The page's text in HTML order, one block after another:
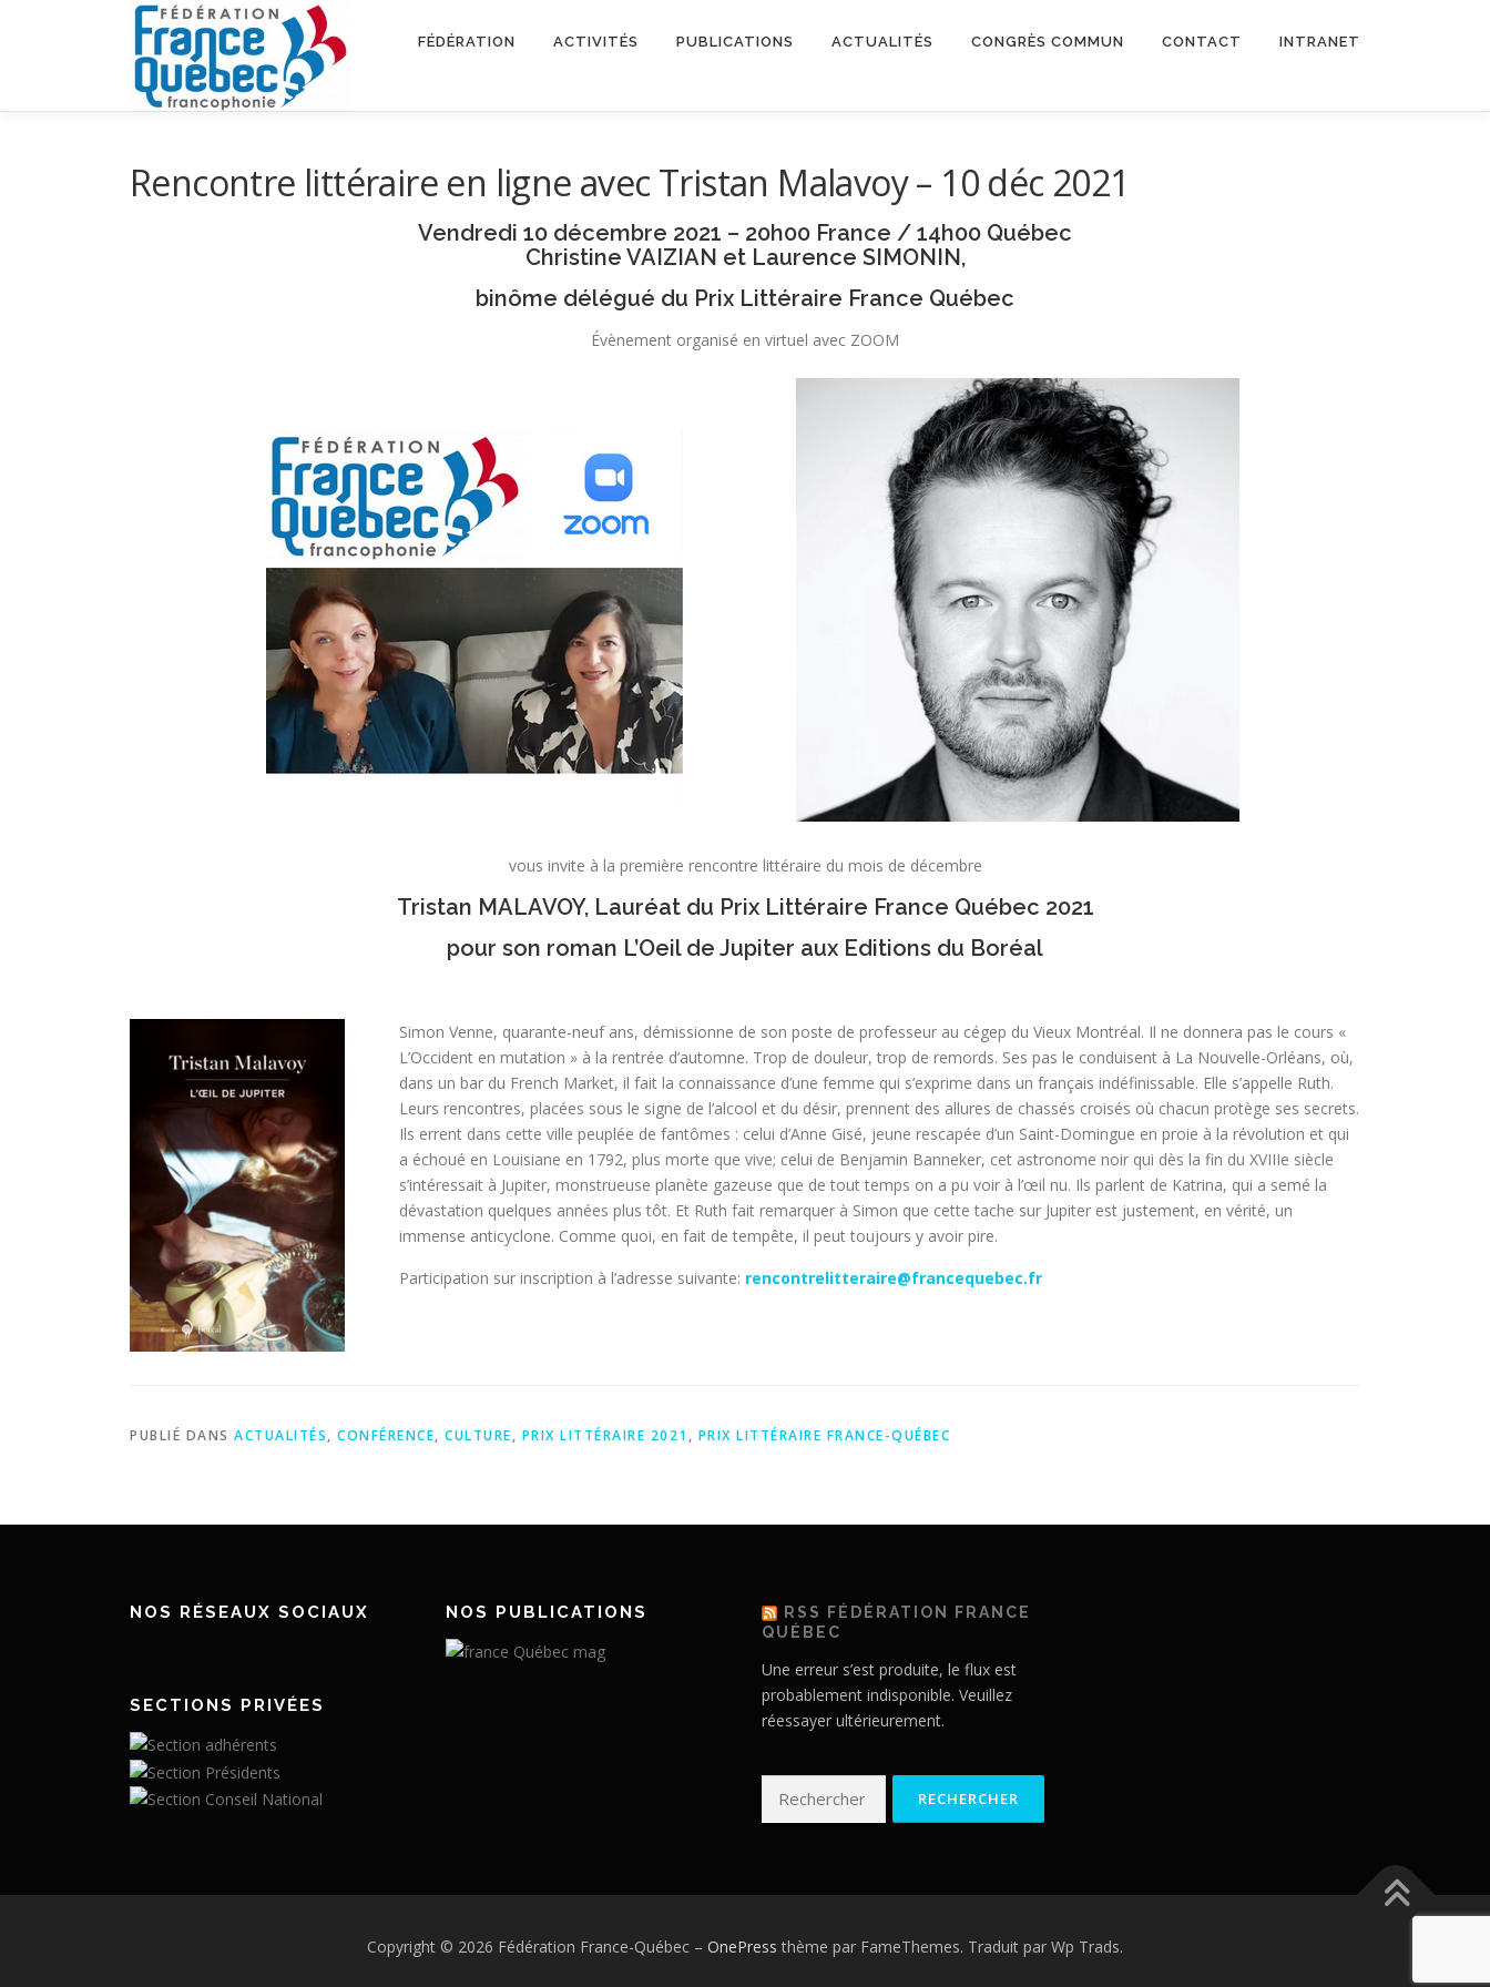
FÉDÉRATION ACTIVITÉS PUBLICATIONS ACTUALITÉS CONGRÈS COMMUN CONTACT INTRANET
Rencontre littéraire en ligne avec Tristan Malavoy – 10 déc 2021
Vendredi 10 décembre 2021 – 20h00 France / 14h00 Québec
Christine VAIZIAN et Laurence SIMONIN,
binôme délégué du Prix Littéraire France Québec
Évènement organisé en virtuel avec ZOOM
vous invite à la première rencontre littéraire du mois de décembre
Tristan MALAVOY, Lauréat du Prix Littéraire France Québec 2021
pour son roman L’Oeil de Jupiter aux Editions du Boréal
Simon Venne, quarante-neuf ans, démissionne de son poste de professeur au cégep du Vieux Montréal. Il ne donnera pas le cours «
L’Occident en mutation » à la rentrée d’automne. Trop de douleur, trop de remords. Ses pas le conduisent à La Nouvelle-Orléans, où,
dans un bar du French Market, il fait la connaissance d’une femme qui s’exprime dans un français indéfinissable. Elle s’appelle Ruth.
Leurs rencontres, placées sous le signe de l’alcool et du désir, prennent des allures de chassés croisés où chacun protège ses secrets.
Ils errent dans cette ville peuplée de fantômes : celui d’Anne Gisé, jeune rescapée d’un Saint-Domingue en proie à la révolution et qui
a échoué en Louisiane en 1792, plus morte que vive; celui de Benjamin Banneker, cet astronome noir qui dès la fin du XVIIIe siècle
s’intéressait à Jupiter, monstrueuse planète gazeuse que de tout temps on a pu voir à l’œil nu. Ils parlent de Katrina, qui a semé la
dévastation quelques années plus tôt. Et Ruth fait remarquer à Simon que cette tache sur Jupiter est justement, en vérité, un
immense anticyclone. Comme quoi, en fait de tempête, il peut toujours y avoir pire.
Participation sur inscription à l’adresse suivante: rencontrelitteraire@francequebec.fr
PUBLIÉ DANS ACTUALITÉS, CONFÉRENCE, CULTURE, PRIX LITTÉRAIRE 2021 , PRIX LITTÉRAIRE FRANCE-QUÉBEC
NOS RÉSEAUX SOCIAUX
SECTIONS PRIVÉES
NOS PUBLICATIONS
RSS FÉDÉRATION FRANCE
QUÉBEC
Une erreur s’est produite, le flux est
probablement indisponible. Veuillez
réessayer ultérieurement.
Copyright © 2026 Fédération France-Québec – OnePress thème par FameThemes. Traduit par Wp Trads.